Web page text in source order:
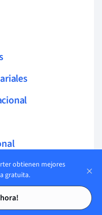
obtienen mejores
gratuita.